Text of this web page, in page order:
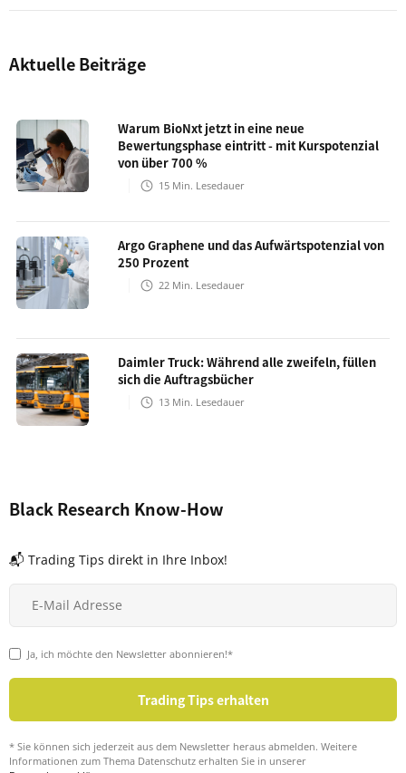
Aktuelle Beiträge
Warum BioNxt jetzt in eine neue
Bewertungsphase eintritt - mit Kurspotenzial
von über 700 %
15 Min. Lesedauer
Argo Graphene und das Aufwärtspotenzial von
250 Prozent
22 Min. Lesedauer
Daimler Truck: Während alle zweifeln, füllen
sich die Auftragsbücher
13 Min. Lesedauer
Black Research Know-How
📬 Trading Tips direkt in Ihre Inbox!
Ja, ich möchte den Newsletter abonnieren!*
* Sie können sich jederzeit aus dem Newsletter heraus abmelden. Weitere
Informationen zum Thema Datenschutz erhalten Sie in unserer